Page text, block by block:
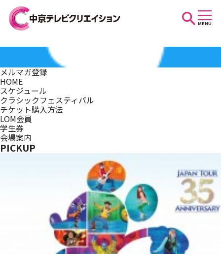
MENU
お知らせ
スケジュール
イベントを探す
団体・法人の方へ
メルマガ登録
メルマガ登録
HOME
スケジュール
クラシックフェスティバル
チケット購入方法
LOM会員
学生券
会場案内
PICKUP